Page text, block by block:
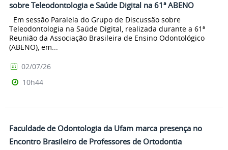
sobre Teleodontologia e Saúde Digital na 61ª ABENO
Em sessão Paralela do Grupo de Discussão sobre
Teleodontologia na Saúde Digital, realizada durante a 61ª
Reunião da Associação Brasileira de Ensino Odontológico
(ABENO), em...
02/07/26
10h44
Faculdade de Odontologia da Ufam marca presença no
Encontro Brasileiro de Professores de Ortodontia